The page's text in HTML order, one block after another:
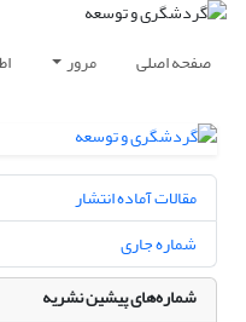
صفحه اصلی مرور
مقالات آماده انتشار
شماره جاری
شماره‌های پیشین نشریه